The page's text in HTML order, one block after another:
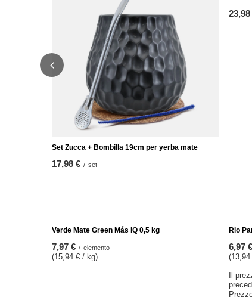
Set Zucca + Bombilla 19cm per yerba mate
17,98 € / set